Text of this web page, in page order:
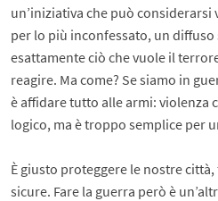
un’iniziativa che può considerarsi
per lo più inconfessato, un
esattamente ciò che vuole il
reagire. Ma come? Se siamo in
è affidare tutto alle armi: violenza
logico, ma è troppo semplice per
È giusto proteggere le nostre
sicure. Fare la guerra però è